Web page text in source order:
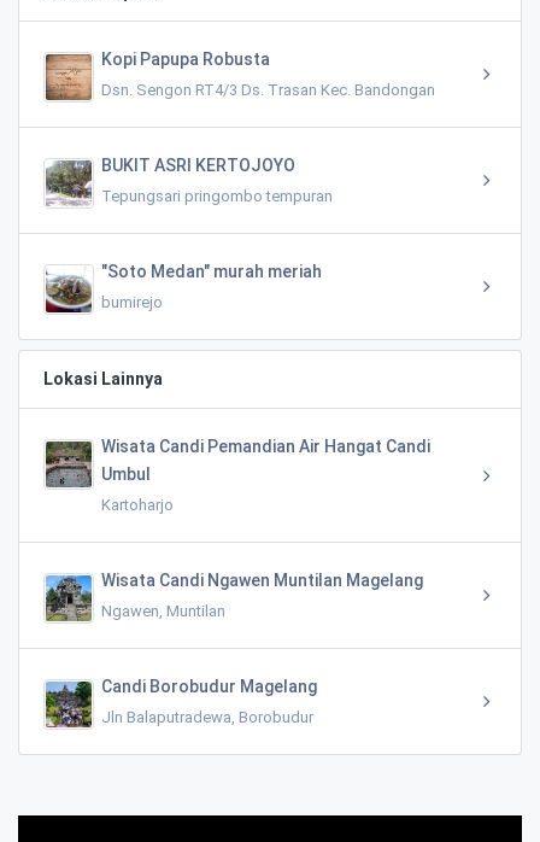
Kopi Papupa Robusta
Dsn. Sengon RT4/3 Ds. Trasan Kec. Bandongan
BUKIT ASRI KERTOJOYO
Tepungsari pringombo tempuran
"Soto Medan" murah meriah
bumirejo
Lokasi Lainnya
Wisata Candi Pemandian Air Hangat Candi
Umbul
Kartoharjo
Wisata Candi Ngawen Muntilan Magelang
Ngawen, Muntilan
Candi Borobudur Magelang
Jln Balaputradewa, Borobudur